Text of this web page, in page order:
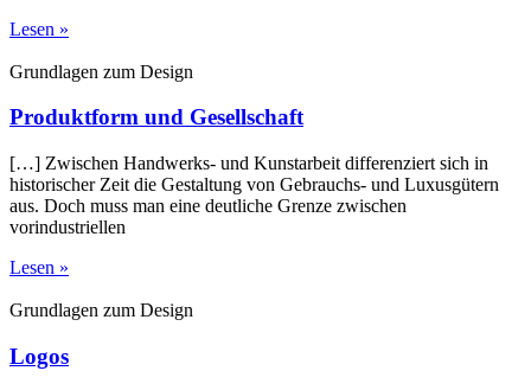
Lesen »
Grundlagen zum Design
Produktform und Gesellschaft
[…] Zwischen Handwerks- und Kunstarbeit differenziert sich in
historischer Zeit die Gestaltung von Gebrauchs- und Luxusgütern
aus. Doch muss man eine deutliche Grenze zwischen
vorindustriellen
Lesen »
Grundlagen zum Design
Logos